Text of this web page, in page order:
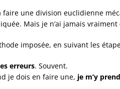
faire une division euclidienne
Mais je n’ai jamais
imposée, en suivant les
erreurs. Souvent.
je dois en faire une, je m’y